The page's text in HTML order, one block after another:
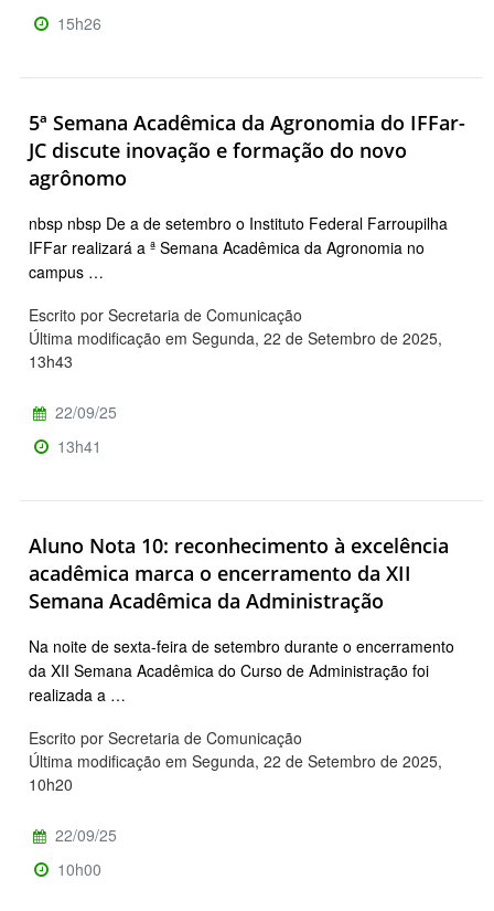
15h26
5ª Semana Acadêmica da Agronomia do IFFar-
JC discute inovação e formação do novo
agrônomo
nbsp nbsp De a de setembro o Instituto Federal Farroupilha
IFFar realizará a ª Semana Acadêmica da Agronomia no
campus …
Escrito por Secretaria de Comunicação
Última modificação em Segunda, 22 de Setembro de 2025,
13h43
22/09/25
13h41
Aluno Nota 10: reconhecimento à excelência
acadêmica marca o encerramento da XII
Semana Acadêmica da Administração
Na noite de sexta-feira de setembro durante o encerramento
da XII Semana Acadêmica do Curso de Administração foi
realizada a …
Escrito por Secretaria de Comunicação
Última modificação em Segunda, 22 de Setembro de 2025,
10h20
22/09/25
10h00